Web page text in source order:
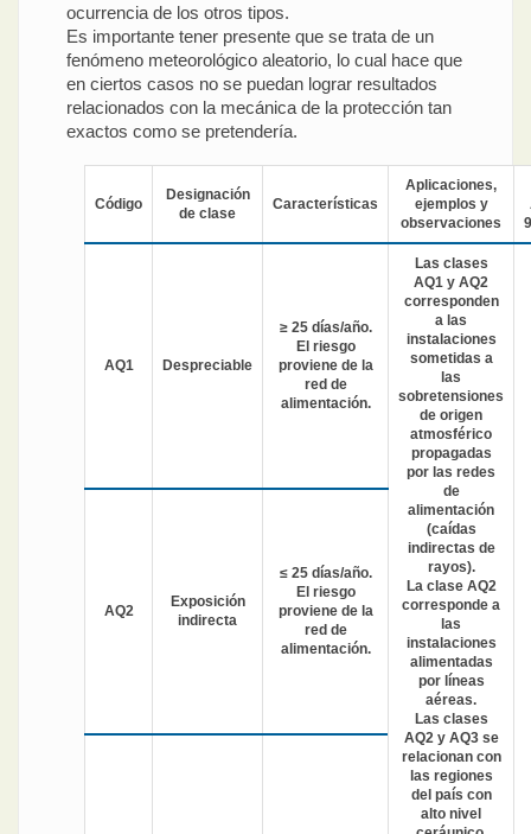
ocurrencia de los otros tipos.
Es importante tener presente que se trata de un
fenómeno meteorológico aleatorio, lo cual hace que
en ciertos casos no se puedan lograr resultados
relacionados con la mecánica de la protección tan
exactos como se pretendería.
Código
Designación
de clase
Características
Aplicaciones,
ejemplos y
observaciones
AQ1 Despreciable
≥ 25 días/año.
El riesgo
proviene de la
red de
alimentación.
Las clases
AQ1 y AQ2
corresponden
a las
instalaciones
sometidas a
las
sobretensiones
de origen
atmosférico
propagadas
por las redes
de
alimentación
(caídas
indirectas de
rayos).
La clase AQ2
corresponde a
las
instalaciones
alimentadas
por líneas
aéreas.
Las clases
AQ2 y AQ3 se
relacionan con
las regiones
del país con
alto nivel
AQ2
Exposición
indirecta
≤ 25 días/año.
El riesgo
proviene de la
red de
alimentación.